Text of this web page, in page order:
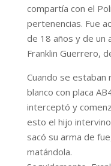
compartía con el
pertenencias. Fue
de 18 años y de un
Franklin Guerrero,
Cuando se
blanco con placa
interceptó y
esto el hijo
sacó su arma de
matándola.